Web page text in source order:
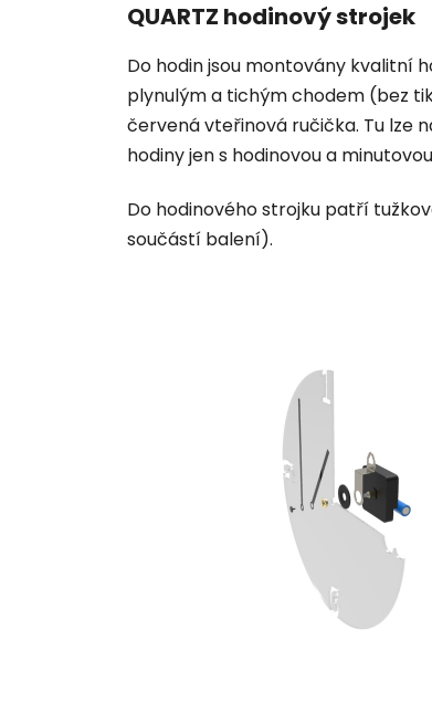
QUARTZ hodinový strojek
Do hodin jsou montovány kvalitní
plynulým a tichým chodem (bez
červená vteřinová ručička. Tu lze
hodiny jen s hodinovou a
Do hodinového strojku patří
součástí balení).